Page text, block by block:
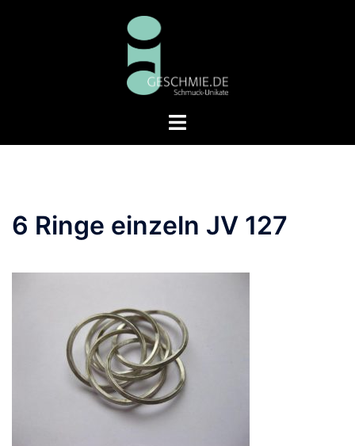
Menü
6 Ringe einzeln JV 127